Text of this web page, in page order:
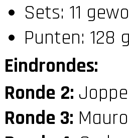
Sets: 11
Punten: 128
Eindrondes:
Ronde 2:
Ronde 3: